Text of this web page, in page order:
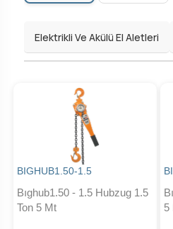
Elektrikli Ve Akülü El Aletleri
BIGHUB1.50-1.5
Bıghub1.50 - 1.5 Hubzug 1.5
Ton 5 Mt
5